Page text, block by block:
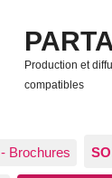
Production et
compatibles
- Brochures